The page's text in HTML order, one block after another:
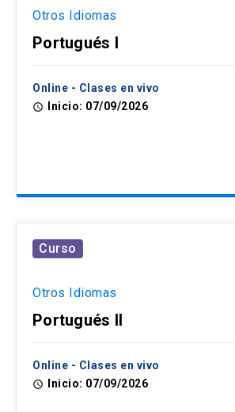
Otros Idiomas
Portugués I
Online - Clases en vivo
access_time Inicio: 07/09/2026
Curso
Otros Idiomas
Portugués II
Online - Clases en vivo
access_time Inicio: 07/09/2026